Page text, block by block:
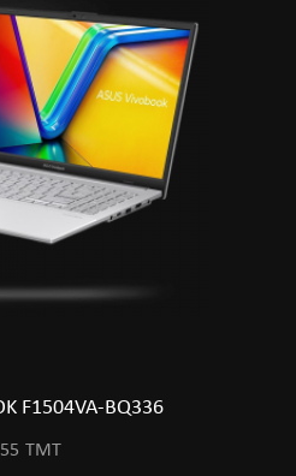
F1504VA-BQ336
TMT